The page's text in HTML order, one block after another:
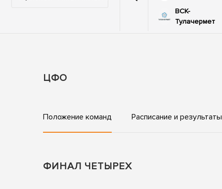
ВСК-
Тулачермет
ЦФО
Положение команд Расписание и результаты
ФИНАЛ ЧЕТЫРЕХ